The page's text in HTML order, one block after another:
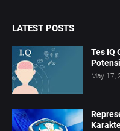
LATEST POSTS
Tes IQ
May 17,